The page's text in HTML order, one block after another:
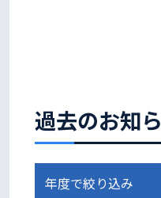
過去のお知